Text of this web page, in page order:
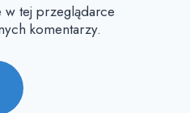
w tej przeglądarce
komentarzy.